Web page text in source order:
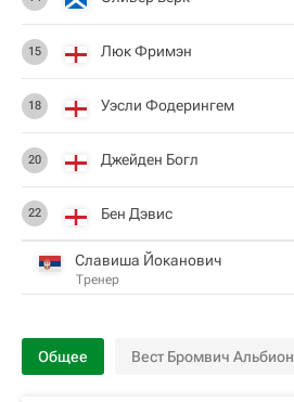
15 Люк Фримэн
18 Уэсли Фодерингем
20 Джейден Богл
22 Бен Дэвис
Славиша Йоканович
Тренер
Общее Вест Бромвич Альбион